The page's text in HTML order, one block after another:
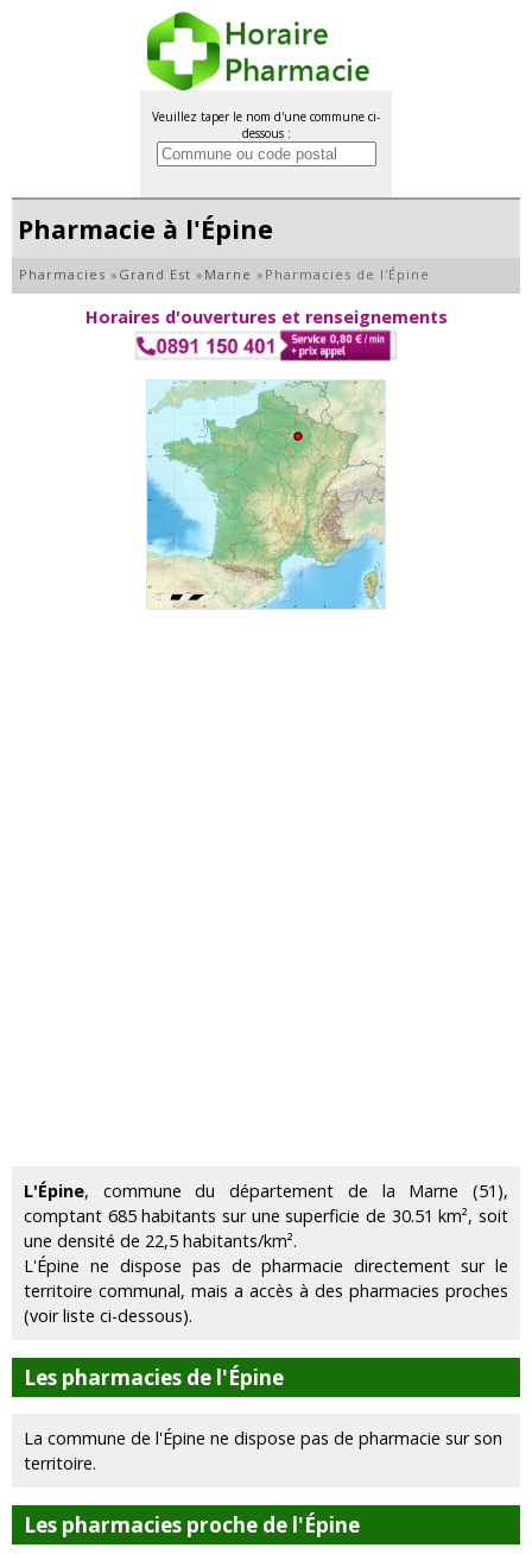
Veuillez taper le nom d'une commune ci-
dessous :
Pharmacie à l'Épine
Pharmacies » Grand Est » Marne » Pharmacies de l'Épine
Horaires d'ouvertures et renseignements
L'Épine, commune du département de la Marne (51),
comptant 685 habitants sur une superficie de 30.51 km², soit
une densité de 22,5 habitants/km².
L'Épine ne dispose pas de pharmacie directement sur le
territoire communal, mais a accès à des pharmacies proches
(voir liste ci-dessous).
Les pharmacies de l'Épine
La commune de l'Épine ne dispose pas de pharmacie sur son
territoire.
Les pharmacies proche de l'Épine